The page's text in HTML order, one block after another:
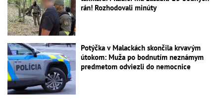
rán! Rozhodovali minúty
Potýčka v Malackách skončila krvavým
útokom: Muža po bodnutím neznámym
predmetom odviezli do nemocnice